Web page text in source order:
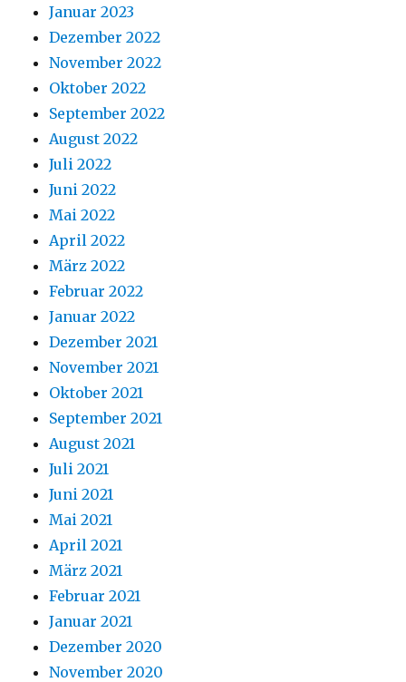
Januar 2023
Dezember 2022
November 2022
Oktober 2022
September 2022
August 2022
Juli 2022
Juni 2022
Mai 2022
April 2022
März 2022
Februar 2022
Januar 2022
Dezember 2021
November 2021
Oktober 2021
September 2021
August 2021
Juli 2021
Juni 2021
Mai 2021
April 2021
März 2021
Februar 2021
Januar 2021
Dezember 2020
November 2020